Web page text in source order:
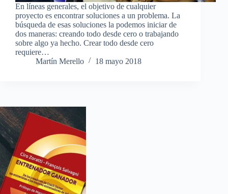
En líneas generales, el objetivo de cualquier
proyecto es encontrar soluciones a un problema. La
búsqueda de esas soluciones la podemos iniciar de
dos maneras: creando todo desde cero o trabajando
sobre algo ya hecho. Crear todo desde cero
requiere…
Martín Merello
18 mayo 2018